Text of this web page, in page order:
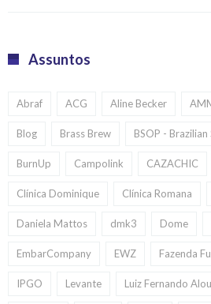
Assuntos
Abraf ACG Aline Becker
Blog Brass Brew BSOP -
BurnUp Campolink CAZACHIC
Clínica Dominique Clínica Romana
Daniela Mattos dmk3 Dome
EmbarCompany EWZ Fazenda
IPGO Levante Luiz Fernando